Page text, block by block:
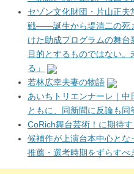
セゾン文化財団・片山正
戦――誕生から堤清二の死
けた助成プログラムの舞
目的とするものではない
る」
若林広幸夫妻の物語
あいちトリエンナーレ｜中
ともに、同新聞に反論も同
CoRich舞台芸術！に期待
候補作が上演台本中心と
推薦・選考時期をずらすべ